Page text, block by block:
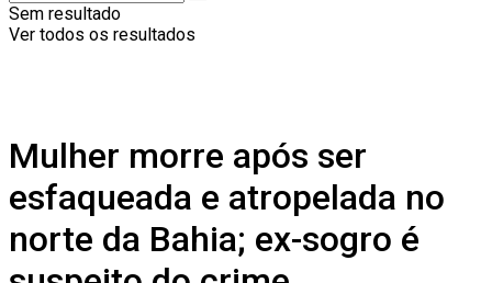
Sem resultado
Ver todos os resultados
Mulher morre após ser
esfaqueada e atropelada no
norte da Bahia; ex-sogro é